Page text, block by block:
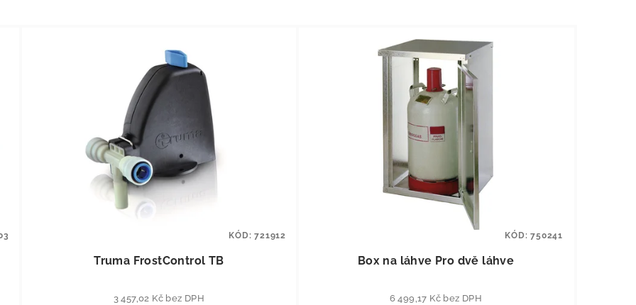
Truma FrostControl TB
3 457,02 Kč bez DPH
KÓD:721912
Box na láhve Pro dvě láhve
6 499,17 Kč bez DPH
KÓD:750241